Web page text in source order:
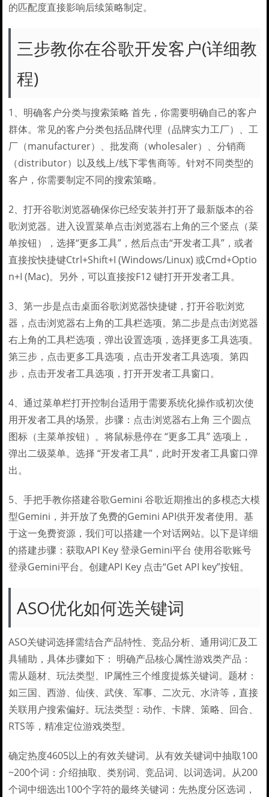
的匹配度直接影响后续策略制定。
三步教你在谷歌开发客户(详细教
程)
1、明确客户分类与搜索策略 首先，你需要明确自己的客户
群体。常见的客户分类包括品牌代理（品牌实力工厂）、工
厂（manufacturer）、批发商（wholesaler）、分销商
（distributor）以及线上/线下零售商等。针对不同类型的
客户，你需要制定不同的搜索策略。
2、打开谷歌浏览器确保你已经安装并打开了最新版本的谷
歌浏览器。进入设置菜单点击浏览器右上角的三个竖点（菜
单按钮），选择“更多工具”，然后点击“开发者工具”，或者
直接按快捷键Ctrl+Shift+I (Windows/Linux) 或Cmd+Optio
n+I (Mac)。另外，可以直接按F12 键打开开发者工具。
3、第一步是点击桌面谷歌浏览器快捷键，打开谷歌浏览
器，点击浏览器右上角的工具栏选项。第二步是点击浏览器
右上角的工具栏选项，弹出设置选项，选择更多工具选项。
第三步，点击更多工具选项，点击开发者工具选项。第四
步，点击开发者工具选项，打开开发者工具窗口。
4、通过菜单栏打开控制台适用于需要系统化操作或初次使
用开发者工具的场景。步骤：点击浏览器右上角 三个圆点
图标（主菜单按钮）。将鼠标悬停在 “更多工具” 选项上，
弹出二级菜单。选择 “开发者工具”，此时开发者工具窗口弹
出。
5、手把手教你搭建谷歌Gemini 谷歌近期推出的多模态大模
型Gemini，并开放了免费的Gemini API供开发者使用。基
于这一免费资源，我们可以搭建一个对话网站。以下是详细
的搭建步骤：获取API Key 登录Gemini平台 使用谷歌账号
登录Gemini平台。创建API Key 点击“Get API key”按钮。
ASO优化如何选关键词
ASO关键词选择需结合产品特性、竞品分析、通用词汇及工
具辅助，具体步骤如下： 明确产品核心属性游戏类产品：
需从题材、玩法类型、IP属性三个维度提炼关键词。题材：
如三国、西游、仙侠、武侠、军事、二次元、水浒等，直接
关联用户搜索偏好。玩法类型：动作、卡牌、策略、回合、
RTS等，精准定位游戏类型。
确定热度4605以上的有效关键词。从有效关键词中抽取100
~200个词：介绍抽取、类别词、竞品词、以词选词。从200
个词中细选出100个字符的最终关键词：先热度分区选词，